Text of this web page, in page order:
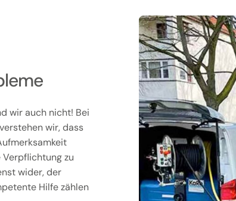
wir auch nicht! Bei
wir, dass
zu
wider, der
Hilfe zählen